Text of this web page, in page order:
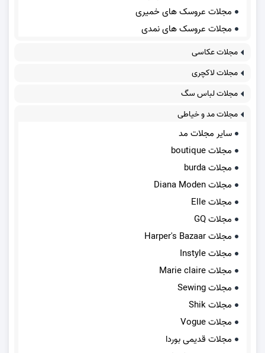
مجلات عروسک های خمیری
مجلات عروسک های نمدی
مجلات عکاسی
مجلات لاکچری
مجلات لباس سگ
مجلات مد و خیاطی
سایر مجلات مد
مجلات boutique
مجلات burda
مجلات Diana Moden
مجلات Elle
مجلات GQ
مجلات Harper's Bazaar
مجلات Instyle
مجلات Marie claire
مجلات Sewing
مجلات Shik
مجلات Vogue
مجلات قدیمی بوردا